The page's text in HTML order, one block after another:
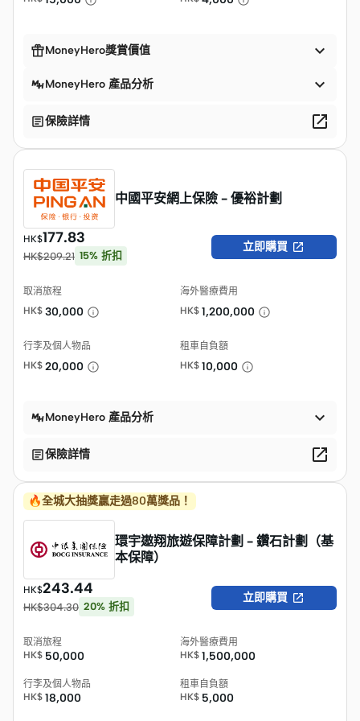
MoneyHero獎賞價值 
MoneyHero 產品分析 
保險詳情 
中國平安網上保險 - 優裕計劃
HK$177.83
HK$209.21 15% 折扣
立即購買 
取消旅程
HK$ 30,000
海外醫療費用
HK$ 1,200,000
行李及個人物品
HK$ 20,000
租車自負額
HK$ 10,000
MoneyHero 產品分析 
保險詳情 
🔥全城大抽獎贏走過80萬獎品！
環宇遨翔旅遊保障計劃 - 鑽石計劃（基
本保障）
HK$243.44
HK$304.30 20% 折扣
立即購買 
取消旅程
HK$ 50,000
海外醫療費用
HK$ 1,500,000
行李及個人物品
HK$ 18,000
租車自負額
HK$ 5,000